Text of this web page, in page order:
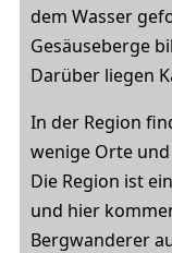
dem Wasser
Gesäuseberge
Darüber liegen
In der Region
wenige Orte
Die Region ist
und hier
Bergwanderer